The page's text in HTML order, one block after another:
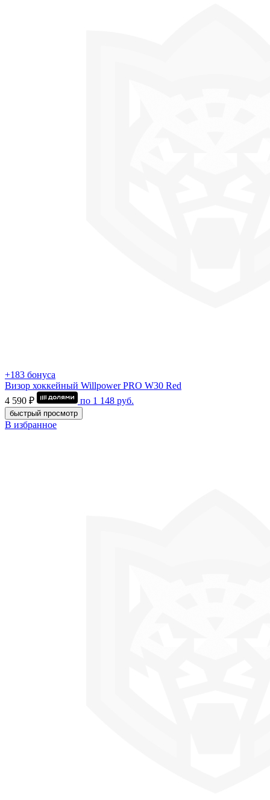
+183 бонуса
Визор хоккейный Willpower PRO W30 Red
4 590 ₽
по 1 148 руб.
быстрый просмотр
В избранное